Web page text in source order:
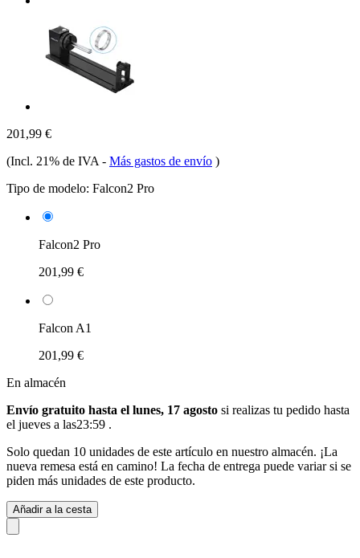
201,99 €
(Incl. 21% de IVA - Más gastos de envío )
Tipo de modelo: Falcon2 Pro
Falcon2 Pro
201,99 €
Falcon A1
201,99 €
En almacén
Envío gratuito hasta el lunes, 17 agosto si realizas tu pedido hasta
el jueves a las23:59 .
Solo quedan 10 unidades de este artículo en nuestro almacén. ¡La
nueva remesa está en camino! La fecha de entrega puede variar si se
piden más unidades de este producto.
Añadir a la cesta